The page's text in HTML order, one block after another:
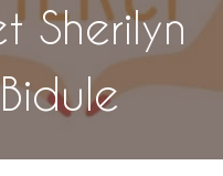
Sherilyn